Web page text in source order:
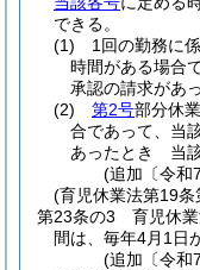
できる。
(1)
1回の勤務に
時間がある場合
承認の請求があ
(2)
第2号部分休
合であって、当
あったとき 当
(追加〔令和
(育児休業法第19
第23条の3
育児休
間は、毎年4月1日
(追加〔令和